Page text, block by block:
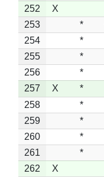
252
X
253
*
254
*
255
*
256
*
257
X *
258
*
259
*
260
*
261
*
262
X